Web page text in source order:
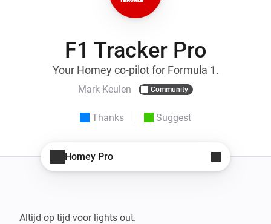
F1 Tracker Pro
Your Homey co-pilot for Formula 1.
Mark Keulen Community
Thanks Suggest
Homey Pro
Altijd op tijd voor lights out.